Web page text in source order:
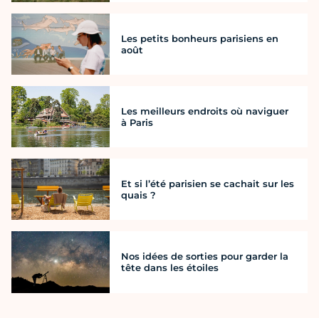
Les petits bonheurs parisiens en
août
Les meilleurs endroits où naviguer
à Paris
Et si l’été parisien se cachait sur les
quais ?
Nos idées de sorties pour garder la
tête dans les étoiles